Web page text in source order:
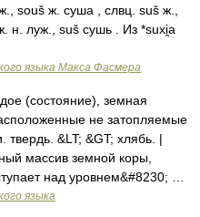
souš ж. суша , слвц. suš ж.,
н. луж., suš сушь . Из *suхi̯a
языка Макса Фасмера
(состояние), земная
не затопляемые
твердь. &LT; &GT; хлябь. |
массив земной коры,
над уровнем&#8230; …
языка